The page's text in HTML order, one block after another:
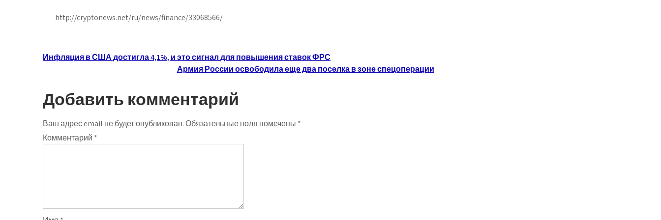
http://cryptonews.net/ru/news/finance/33068566/
Навигация
записям
Инфляция в США достигла 4,1%, и это сигнал для повышения ставок ФРС
Армия России освободила еще два поселка в зоне спецоперации
Добавить комментарий
Ваш адрес email не будет опубликован.Обязательные поля помечены *
Комментарий *